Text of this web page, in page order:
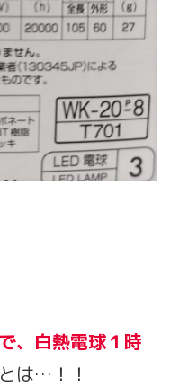
、白熱電球１時
は…！！